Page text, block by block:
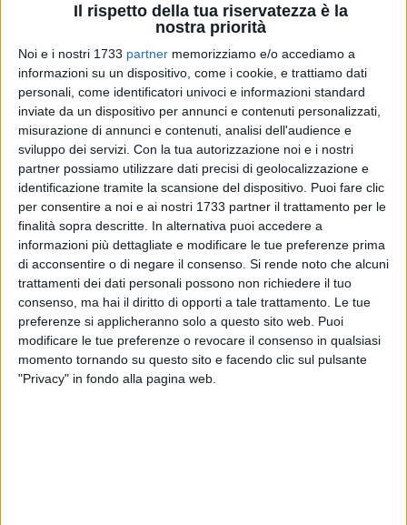
Il rispetto della tua riservatezza è la
nostra priorità
Noi e i nostri 1733 partner memorizziamo e/o accediamo a
informazioni su un dispositivo, come i cookie, e trattiamo dati
personali, come identificatori univoci e informazioni standard
inviate da un dispositivo per annunci e contenuti personalizzati,
misurazione di annunci e contenuti, analisi dell'audience e
sviluppo dei servizi. Con la tua autorizzazione noi e i nostri
partner possiamo utilizzare dati precisi di geolocalizzazione e
identificazione tramite la scansione del dispositivo. Puoi fare clic
per consentire a noi e ai nostri 1733 partner il trattamento per le
finalità sopra descritte. In alternativa puoi accedere a
informazioni più dettagliate e modificare le tue preferenze prima
di acconsentire o di negare il consenso. Si rende noto che alcuni
trattamenti dei dati personali possono non richiedere il tuo
consenso, ma hai il diritto di opporti a tale trattamento. Le tue
preferenze si applicheranno solo a questo sito web. Puoi
modificare le tue preferenze o revocare il consenso in qualsiasi
momento tornando su questo sito e facendo clic sul pulsante
"Privacy" in fondo alla pagina web.
148
Ennesimo furto nella notte a Barletta. Preso di mira questa
volta un negozio di parrucchieri in via Geremia Di Scanno in
pieno centro. I ladri si sono introdotti indisturbati e hanno
portato via prodotti come coloranti, phon e piastre per capelli
per un valore che si aggira intorno ai 5mila euro.
A fare l'amara scoperta questa mattina la titolare
dell'esercizio. I malviventi hanno portato via anche la cassa.
Sull'episodio indaga la Polizia: gli agenti stanno in questa
fase acquisendo le immagini delle telecamere del negozio e
quelle apposte nella zona. Si tratta solo dell'ultimo episodio
di cronaca in città, nella quale l'escalation criminale sta
registrando un'autentica impennata.